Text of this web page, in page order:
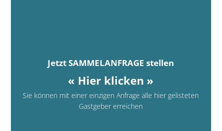
Jetzt SAMMELANFRAGE stellen
« Hier klicken »
Sie können mit einer einzigen Anfrage alle hier gelisteten
Gastgeber erreichen